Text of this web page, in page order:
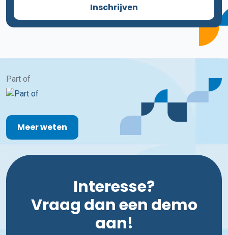
Inschrijven
Part of
Meer weten
Interesse?
Vraag dan een demo
aan!